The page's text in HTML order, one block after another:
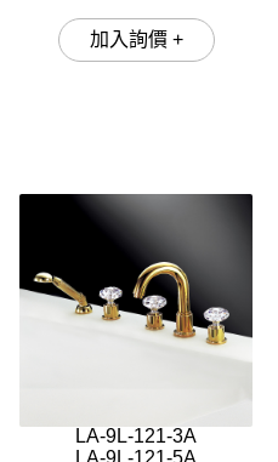
加入詢價 +
LA-9L-121-3A